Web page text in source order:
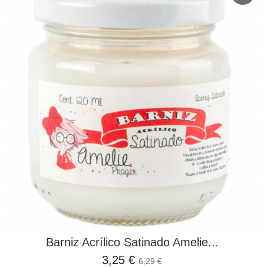
Barniz Acrílico Satinado Amelie...
3,25 € 6,29 €